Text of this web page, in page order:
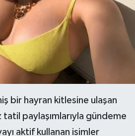
bir hayran kitlesine ulaşan
paylaşımlarıyla gündeme
aktif kullanan isimler